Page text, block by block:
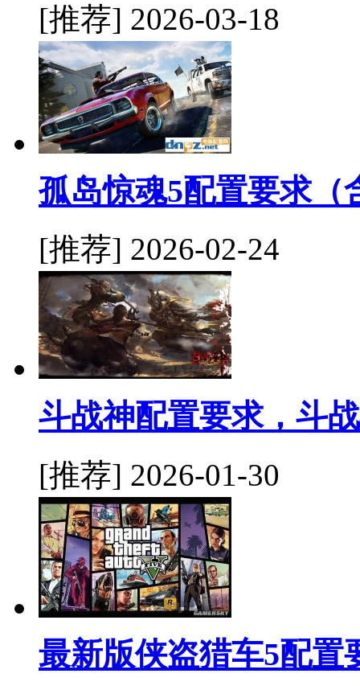
[推荐] 2026-03-18
孤岛惊魂5配置要求（
[推荐] 2026-02-24
斗战神配置要求，斗
[推荐] 2026-01-30
最新版侠盗猎车5配置